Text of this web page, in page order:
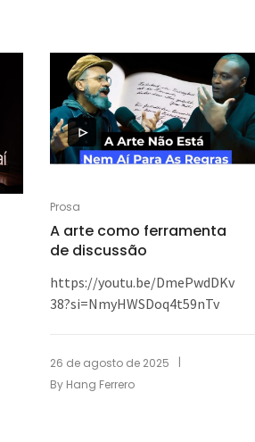
Prosa
A arte como ferramenta
de discussão
https://youtu.be/DmePwdDKv
38?si=NmyHWSDoq4t59nTv
26 de agosto de 2025
By Hang Ferrero